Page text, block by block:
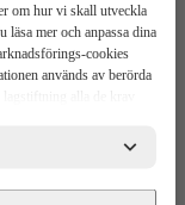
om hur vi skall utveckla
läsa mer och anpassa dina
cookies
används av berörda
alla de krav
lämna över uppgifter till
Det kan dock